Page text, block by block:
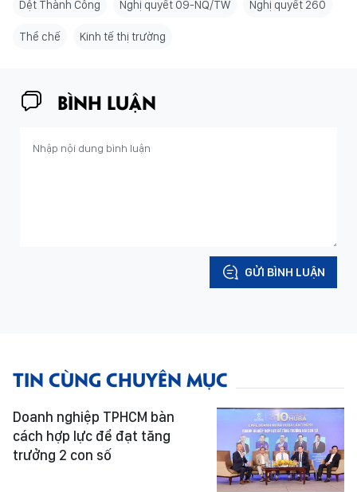
Dệt Thành Công Nghị quyết 09-NQ/TW Nghị quyết 260
Thể chế Kinh tế thị trường
BÌNH LUẬN
GỬI BÌNH LUẬN
TIN CÙNG CHUYÊN MỤC
Doanh nghiệp TPHCM bàn
cách hợp lực để đạt tăng
trưởng 2 con số